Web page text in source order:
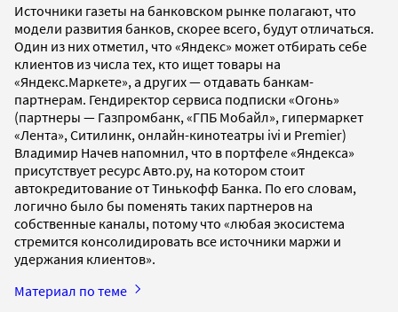
Источники газеты на банковском рынке полагают, что
модели развития банков, скорее всего, будут отличаться.
Один из них отметил, что «Яндекс» может отбирать себе
клиентов из числа тех, кто ищет товары на
«Яндекс.Маркете», а других — отдавать банкам-
партнерам. Гендиректор сервиса подписки «Огонь»
(партнеры — Газпромбанк, «ГПБ Мобайл», гипермаркет
«Лента», Ситилинк, онлайн-кинотеатры ivi и Premier)
Владимир Начев напомнил, что в портфеле «Яндекса»
присутствует ресурс Авто.ру, на котором стоит
автокредитование от Тинькофф Банка. По его словам,
логично было бы поменять таких партнеров на
собственные каналы, потому что «любая экосистема
стремится консолидировать все источники маржи и
удержания клиентов».
Материал по теме